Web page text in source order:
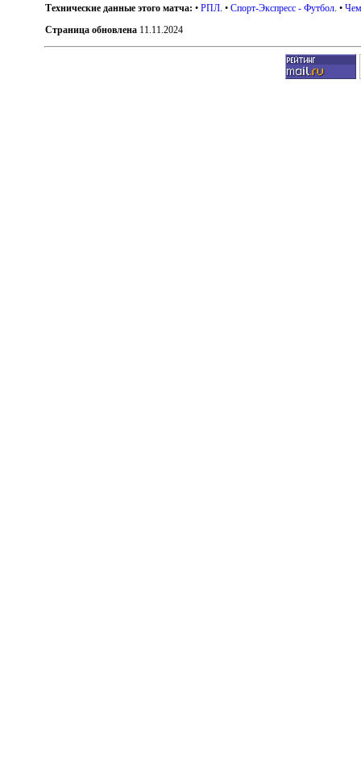
Технические данные этого матча: •РПЛ . •Спорт-Экспресс - Футбол . •
Страница обновлена 11.11.2024